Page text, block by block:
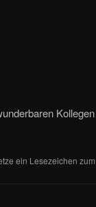
ein Lesezeichen zum